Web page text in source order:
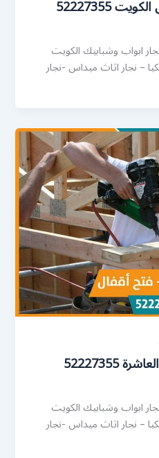
52227355
ابواب وشبابيك الكويت
– نجار اثاث ميداس -نجار
ابواب وشبابيك الكويت
– نجار اثاث ميداس -نجار